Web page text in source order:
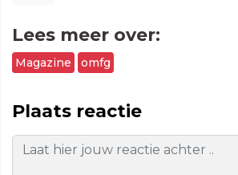
Lees meer over:
Magazine omfg
Plaats reactie